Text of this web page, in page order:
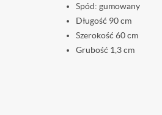
Spód: gumowany
Długość 90 cm
Szerokość 60 cm
Grubość 1,3 cm